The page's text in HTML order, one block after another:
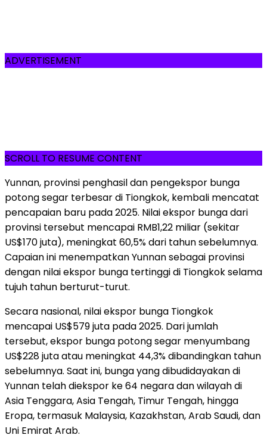
ADVERTISEMENT
SCROLL TO RESUME CONTENT
Yunnan, provinsi penghasil dan pengekspor bunga
potong segar terbesar di Tiongkok, kembali mencatat
pencapaian baru pada 2025. Nilai ekspor bunga dari
provinsi tersebut mencapai RMB1,22 miliar (sekitar
US$170 juta), meningkat 60,5% dari tahun sebelumnya.
Capaian ini menempatkan Yunnan sebagai provinsi
dengan nilai ekspor bunga tertinggi di Tiongkok selama
tujuh tahun berturut-turut.
Secara nasional, nilai ekspor bunga Tiongkok
mencapai US$579 juta pada 2025. Dari jumlah
tersebut, ekspor bunga potong segar menyumbang
US$228 juta atau meningkat 44,3% dibandingkan tahun
sebelumnya. Saat ini, bunga yang dibudidayakan di
Yunnan telah diekspor ke 64 negara dan wilayah di
Asia Tenggara, Asia Tengah, Timur Tengah, hingga
Eropa, termasuk Malaysia, Kazakhstan, Arab Saudi, dan
Uni Emirat Arab.